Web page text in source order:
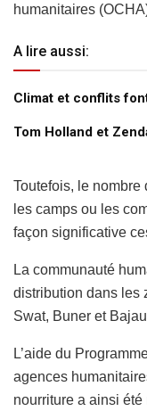
humanitaires
A lire aussi:
Climat et conflits
Tom Holland et
Toutefois, le
les camps ou les
façon significative
La communauté
distribution dans les
Swat, Buner et
L’aide du
agences
nourriture a ainsi